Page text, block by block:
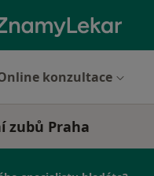
konzultace
zubů Praha